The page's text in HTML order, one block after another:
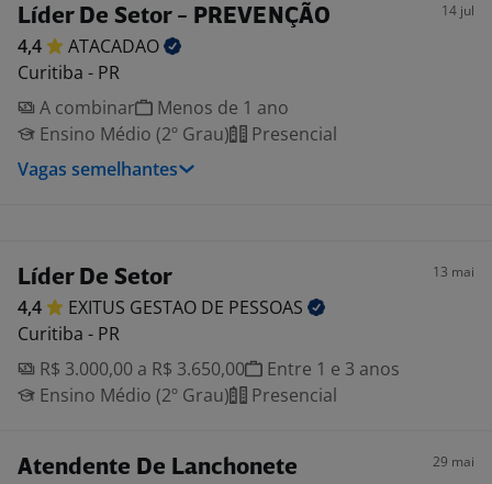
Líder De Setor - PREVENÇÃO 14 jul
4,4
ATACADAO
Curitiba - PR
A combinar
Menos de 1 ano
Ensino Médio (2º Grau)
Presencial
Vagas semelhantes
Líder De Setor 13 mai
4,4 EXITUS GESTAO DE PESSOAS
Curitiba - PR
R$ 3.000,00 a R$ 3.650,00
Entre 1 e 3 anos
Ensino Médio (2º Grau)
Presencial
Atendente De Lanchonete 29 mai